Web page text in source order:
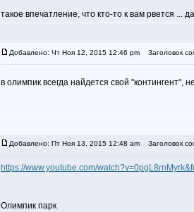
такое впечатление, что кто-то к вам рвется ...
Добавлено: Чт Ноя 12, 2015 12:46 pm Заголовок
в олимпик всегда найдется свой "контингент",
Добавлено: Пт Ноя 13, 2015 12:48 am Заголовок
https://www.youtube.com/
Олимпик парк